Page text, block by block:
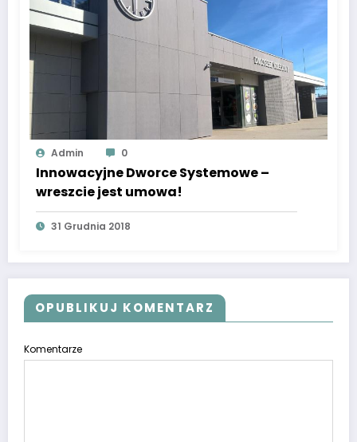
Admin 0
Innowacyjne Dworce Systemowe –
wreszcie jest umowa!
31 Grudnia 2018
OPUBLIKUJ KOMENTARZ
Komentarze